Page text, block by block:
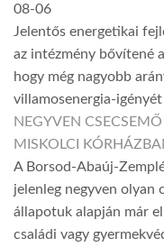
08-06
Jelentős energetikai
az intézmény bővítené
hogy még nagyobb
villamosenergia-
NEGYVEN
MISKOLCI
A Borsod-Abaúj-
jelenleg negyven olyan
állapotuk alapján már
családi vagy